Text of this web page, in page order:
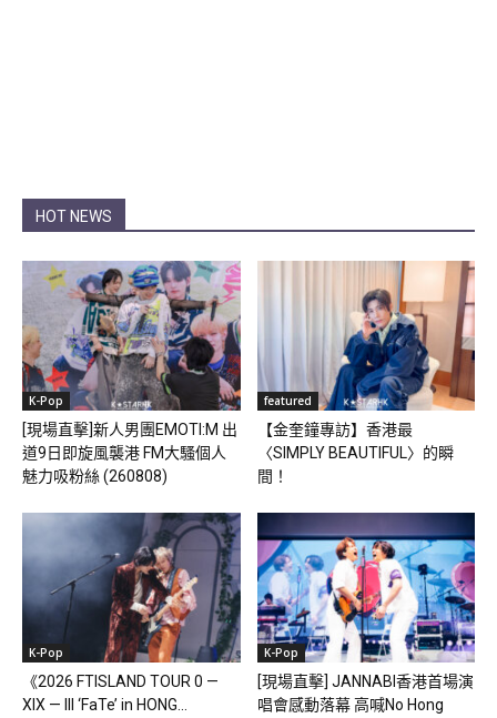
HOT NEWS
K-Pop
[現場直擊]新人男團EMOTI:M 出
道9日即旋風襲港 FM大騷個人
魅力吸粉絲 (260808)
featured
【金奎鐘專訪】香港最
〈SIMPLY BEAUTIFUL〉的瞬
間！
K-Pop
《2026 FTISLAND TOUR 0 —
XIX — III ‘FaTe’ in HONG...
K-Pop
[現場直擊] JANNABI香港首場演
唱會感動落幕 高喊No Hong